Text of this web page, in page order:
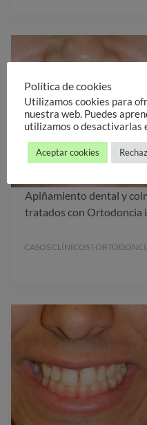
Apiñamiento dental y
tratados con Ortodoncia
CASOS CLÍNICOS |
Política de cookies
Utilizamos cookies para
nuestra web. Puedes
utilizamos o desactivarlas
Aceptar cookies